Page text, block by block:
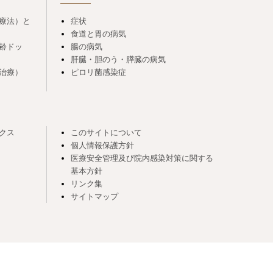
法）と
ドッ
療）
症状
食道と胃の病気
腸の病気
肝臓・胆のう・膵臓の病気
ピロリ菌感染症
ス
このサイトについて
個人情報保護方針
医療安全管理及び院内感染対策に関する
基本方針
リンク集
サイトマップ